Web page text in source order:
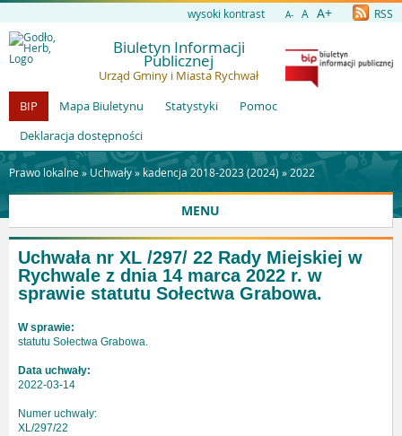
wysoki kontrast A- A A+ RSS
Biuletyn Informacji
Publicznej
Urząd Gminy i Miasta Rychwał
BIP
Mapa Biuletynu Statystyki
Pomoc
Deklaracja dostępności
Prawo lokalne » Uchwały» kadencja 2018-2023 (2024) »2022
MENU
Uchwała nr XL /297/ 22 Rady Miejskiej w
Rychwale z dnia 14 marca 2022 r. w
sprawie statutu Sołectwa Grabowa.
W sprawie:
statutu Sołectwa Grabowa.
Data uchwały:
2022-03-14
Numer uchwały:
XL/297/22